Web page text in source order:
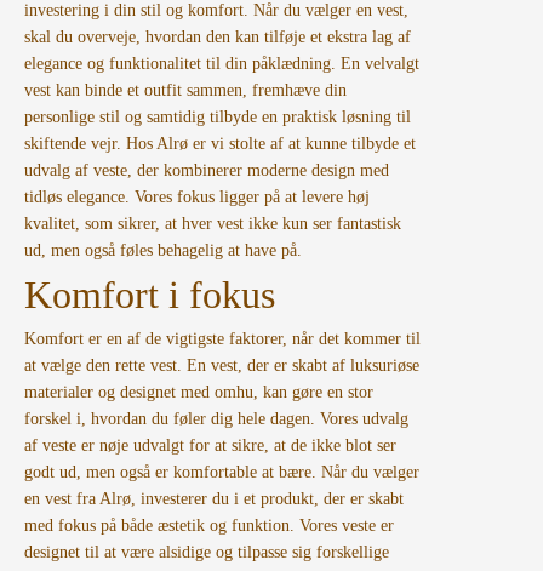
investering i din stil og komfort. Når du vælger en vest,
skal du overveje, hvordan den kan tilføje et ekstra lag af
elegance og funktionalitet til din påklædning. En velvalgt
vest kan binde et outfit sammen, fremhæve din
personlige stil og samtidig tilbyde en praktisk løsning til
skiftende vejr. Hos Alrø er vi stolte af at kunne tilbyde et
udvalg af veste, der kombinerer moderne design med
tidløs elegance. Vores fokus ligger på at levere høj
kvalitet, som sikrer, at hver vest ikke kun ser fantastisk
ud, men også føles behagelig at have på.
Komfort i fokus
Komfort er en af de vigtigste faktorer, når det kommer til
at vælge den rette vest. En vest, der er skabt af luksuriøse
materialer og designet med omhu, kan gøre en stor
forskel i, hvordan du føler dig hele dagen. Vores udvalg
af veste er nøje udvalgt for at sikre, at de ikke blot ser
godt ud, men også er komfortable at bære. Når du vælger
en vest fra Alrø, investerer du i et produkt, der er skabt
med fokus på både æstetik og funktion. Vores veste er
designet til at være alsidige og tilpasse sig forskellige